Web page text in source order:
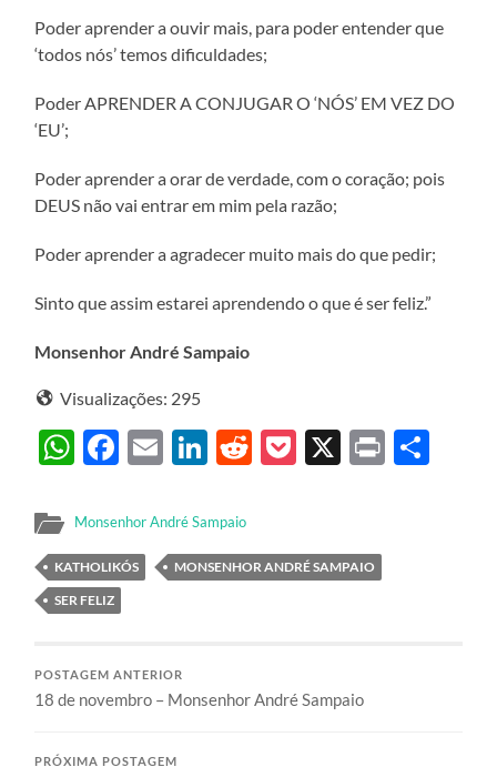
Poder aprender a ouvir mais, para poder entender que
‘todos nós’ temos dificuldades;
Poder APRENDER A CONJUGAR O ‘NÓS’ EM VEZ DO
‘EU’;
Poder aprender a orar de verdade, com o coração; pois
DEUS não vai entrar em mim pela razão;
Poder aprender a agradecer muito mais do que pedir;
Sinto que assim estarei aprendendo o que é ser feliz.”
Monsenhor André Sampaio
Visualizações: 295
WhatsApp
Facebook
EmailLinkedIn
Reddit
Pocket
X Print
Monsenhor André Sampaio
KATHOLIKÓS
MONSENHOR ANDRÉ SAMPAIO
SER FELIZ
POSTAGEM ANTERIOR
18 de novembro – Monsenhor André Sampaio
PRÓXIMA POSTAGEM